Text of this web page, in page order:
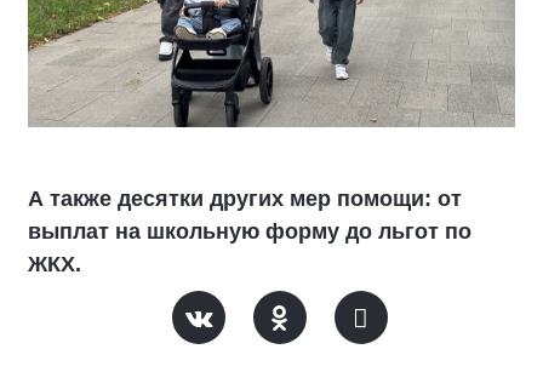
А также десятки других мер помощи: от
выплат на школьную форму до льгот по
ЖКХ.